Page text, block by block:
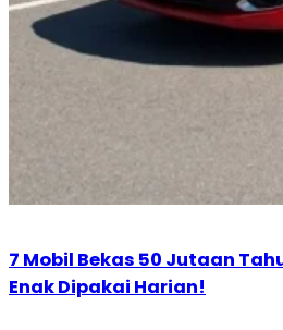
7 Mobil Bekas 50 Jutaan
Enak Dipakai Harian!